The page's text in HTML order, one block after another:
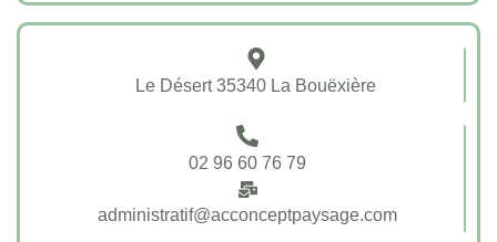
Le Désert 35340 La Bouëxière
02 96 60 76 79
administratif@acconceptpaysage.com